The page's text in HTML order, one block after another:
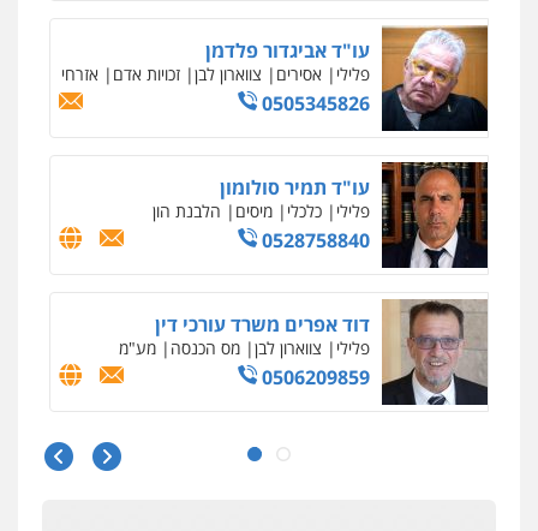
מצגר ושות', חברת עורכי דין
נדל"ן / עסקים משפחה
הוצאה לפועל
0545402829
עורך דין תמיר אלטיט
פלילי תעבורה
0545577862
עו"ד יוסי חמצני
מס הלבנת הון
0505471497
פשיעה כלכלית